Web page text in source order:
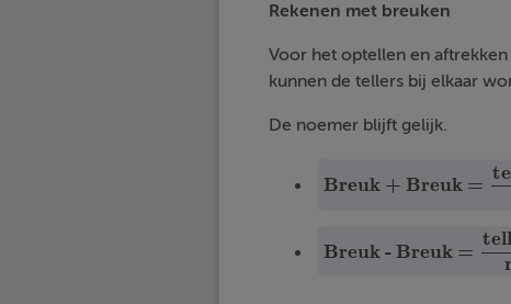
Rekenen met breuken
Voor het optellen en
kunnen de tellers bij elkaar
De noemer blijft gelijk.
Breuk + Breuk =
Breuk + Breuk=teller +
Breuk - Breuk =
Breuk - Breuk=teller -